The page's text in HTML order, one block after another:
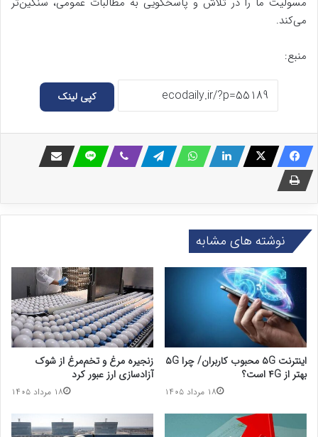
می‌کند.
منبع:
کپی لینک
نوشته های مشابه
زنجیره مرغ و تخم‌مرغ از شوک
آزادسازی ارز عبور کرد
۱۸ مرداد ۱۴۰۵
اینترنت ۵G محبوب کاربران/ چرا ۵G
بهتر از ۴G است؟
۱۸ مرداد ۱۴۰۵